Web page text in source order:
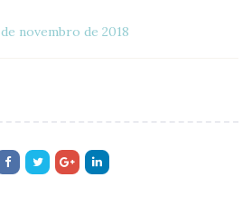
novembro de 2018